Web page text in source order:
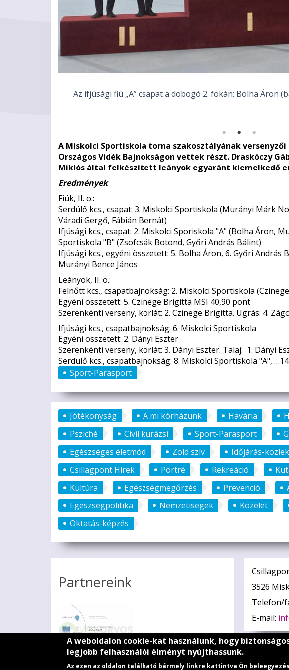
Az ifjúsági fiú „A” csapat a dobogó 2. fokán: Bolha Áron
A Miskolci Sportiskola torna szakosztályának versenyzői
Országos Vidék Bajnokságon vettek részt. Draskóczy
Miklós által felkészített leányok egyaránt kiemelkedő
Eredmények
Fiúk, II. o.:
Serdülő kcs., csapat: 3. Miskolci Sportiskola (Murányi Márk
Váradi Gergő, Fábián Bernát)
Ifjúsági kcs., csapat: 2. Miskolci Sporiskola "A" (Bolha Áron,
Sportiskola "B" (Zsofcsák Botond, Győri András Bálint)
Ifjúsági kcs., egyéni összetett: 5. Bolha Áron, 6. Győri András
Murányi Bence János
Leányok, II. o.:
Felnőtt kcs., csapatbajnokság: 2. Miskolci Sportiskola
Egyéni összetett: 5. Czinege Brigitta MSI 40,90 pont
Szerenkénti verseny, korlát: 2. Czinege Brigitta. Ugrás: 4.
Ifjúsági kcs., csapatbajnokság: 6. Miskolci Sportiskola
Egyéni összetett: 2. Dányi Eszter
Szerenkénti verseny, korlát: 3. Dányi Eszter. Talaj: 1. Dányi
Serdülő kcs., csapatbajnokság: 8. Miskolci Sportiskola "A",
Sport-Parasport
Jótékonyság A mi kórházunk Havária
Psziché
Civil kurázsi Sport-Parasport
Egészséges életmód
Zöld szív Időjárás-
Csillagpont Hírek
Portré Rekreáció
Kultúra
Egészségmegőrzés Prevenció
Egészségpolitika
Nemzetiségek Közélet
Oktatás-képzés
Partnereink
3526
Telefon/
E-mail:
A weboldalon cookie-kat használunk, hogy
legjobb felhasználói élményt nyújthassunk.
Az ezen az oldalon található bármely linkre kattintva Ön